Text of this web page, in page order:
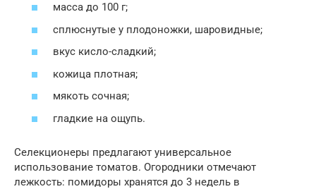
масса до 100 г;
сплюснутые у плодоножки, шаровидные;
вкус кисло-сладкий;
кожица плотная;
мякоть сочная;
гладкие на ощупь.
Селекционеры предлагают универсальное
использование томатов. Огородники отмечают
лежкость: помидоры хранятся до 3 недель в